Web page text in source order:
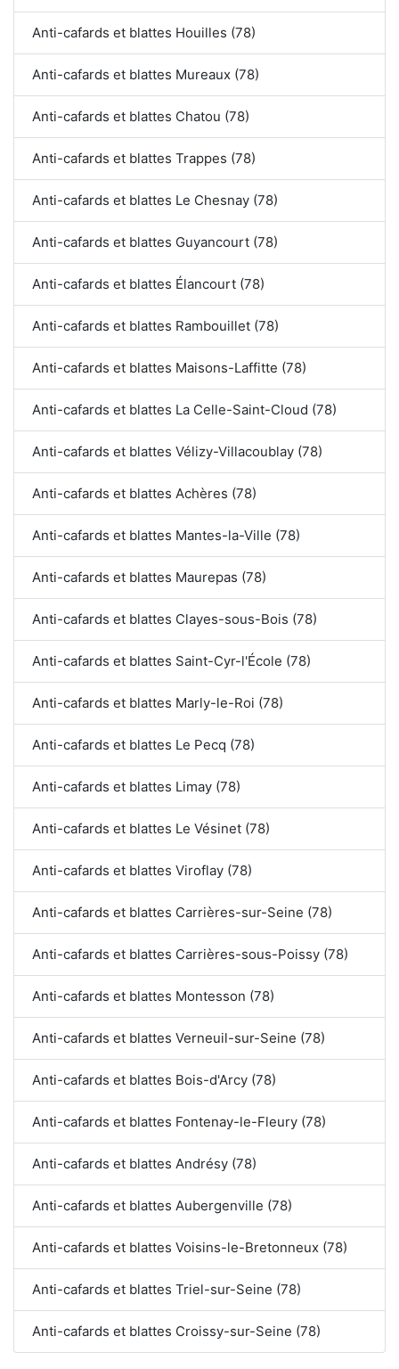
Anti-cafards et blattes Houilles (78)
Anti-cafards et blattes Mureaux (78)
Anti-cafards et blattes Chatou (78)
Anti-cafards et blattes Trappes (78)
Anti-cafards et blattes Le Chesnay (78)
Anti-cafards et blattes Guyancourt (78)
Anti-cafards et blattes Élancourt (78)
Anti-cafards et blattes Rambouillet (78)
Anti-cafards et blattes Maisons-Laffitte (78)
Anti-cafards et blattes La Celle-Saint-Cloud (78)
Anti-cafards et blattes Vélizy-Villacoublay (78)
Anti-cafards et blattes Achères (78)
Anti-cafards et blattes Mantes-la-Ville (78)
Anti-cafards et blattes Maurepas (78)
Anti-cafards et blattes Clayes-sous-Bois (78)
Anti-cafards et blattes Saint-Cyr-l'École (78)
Anti-cafards et blattes Marly-le-Roi (78)
Anti-cafards et blattes Le Pecq (78)
Anti-cafards et blattes Limay (78)
Anti-cafards et blattes Le Vésinet (78)
Anti-cafards et blattes Viroflay (78)
Anti-cafards et blattes Carrières-sur-Seine (78)
Anti-cafards et blattes Carrières-sous-Poissy (78)
Anti-cafards et blattes Montesson (78)
Anti-cafards et blattes Verneuil-sur-Seine (78)
Anti-cafards et blattes Bois-d'Arcy (78)
Anti-cafards et blattes Fontenay-le-Fleury (78)
Anti-cafards et blattes Andrésy (78)
Anti-cafards et blattes Aubergenville (78)
Anti-cafards et blattes Voisins-le-Bretonneux (78)
Anti-cafards et blattes Triel-sur-Seine (78)
Anti-cafards et blattes Croissy-sur-Seine (78)